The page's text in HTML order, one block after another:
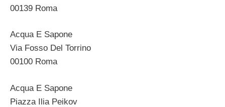
00139 Roma
Acqua E Sapone
Via Fosso Del Torrino
00100 Roma
Acqua E Sapone
Piazza Ilia Peikov